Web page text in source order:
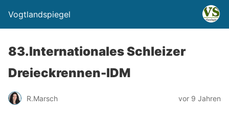
Vogtlandspiegel
83.Internationales Schleizer
Dreieckrennen-IDM
R.Marsch vor 9 Jahren